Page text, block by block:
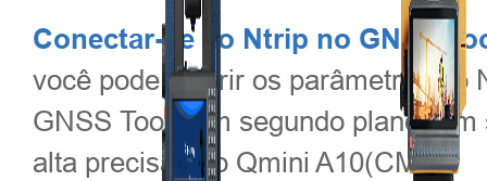
Conectar-se ao Ntrip no GNSS
você pode inserir os parâmetros do
GNSS Tools em segundo plano.
alta precisão do Qmini A10(CM).